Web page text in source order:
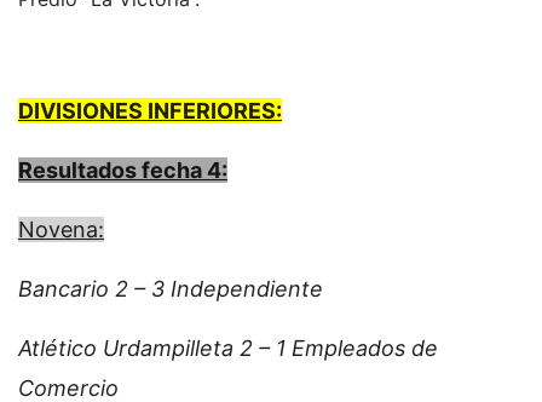
DIVISIONES INFERIORES:
Resultados fecha 4:
Novena:
Bancario 2 – 3 Independiente
Atlético Urdampilleta 2 – 1 Empleados de
Comercio